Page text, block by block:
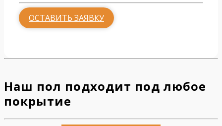
ОСТАВИТЬ ЗАЯВКУ
Наш пол подходит под любое
покрытие